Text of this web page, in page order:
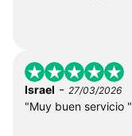
Israel - 27/03/2026
"Muy buen servicio "